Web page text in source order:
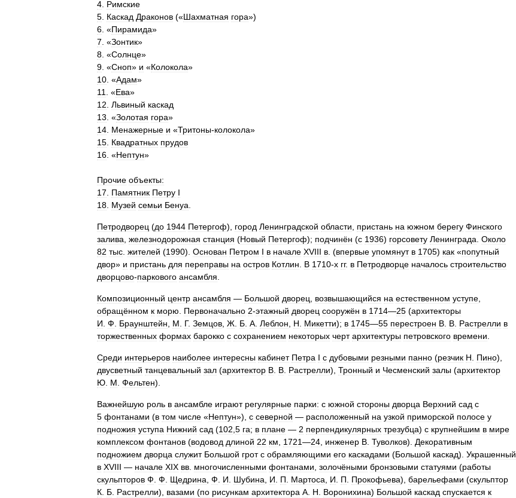
4 Римские
5 Каскад Драконов («Шахматная гора»)
6 . «Пирамида»
7 . «Зонтик»
8 . «Солнце»
9 . «Сноп» и «Колокола»
10 . «Адам»
11
. «Ева»
12 Львиный каскад
13 . «Золотая гора»
14 Менажерные и «Тритоны-колокола»
15 Квадратных прудов
16 . «Нептун»
Прочие объекты:
17
Памятник Петру I
18 Музей семьи Бенуа
Петродворец (до 1944 Петергоф), город Ленинградской области пристань на южном берегу Финского
залива железнодорожная станция (Новый Петергоф); подчинён (с 1936) горсовету Ленинграда Около
82 тыс жителей (1990). Основан Петром I в начале XVIII в . (впервые упомянут в 1705) как «попутный
двор» и пристань для переправы на остров Котлин В 1710-х гг. в Петродворце началось строительство
дворцово-паркового ансамбля
Композиционный центр ансамбля — Большой дворец возвышающийся на естественном уступе
обращённом к морю Первоначально 2-этажный дворец сооружён в 1714—25 (архитекторы
И Ф Браунштейн М Г. Земцов Ж Б А Леблон Н Микетти); в 1745—55 перестроен В В Растрелли в
торжественных формах барокко с сохранением некоторых черт архитектуры петровского времени
Среди интерьеров наиболее интересны кабинет Петра I с дубовыми резными панно (резчик Н Пино),
двусветный танцевальный зал (архитектор В В Растрелли), Тронный и Чесменский залы (архитектор
Ю М Фельтен).
Важнейшую роль в ансамбле играют регулярные парки: с южной стороны дворца Верхний сад с
5 фонтанами (в том числе «Нептун»), с северной — расположенный на узкой приморской полосе у
подножия уступа Нижний сад (102 5 га; в плане — 2 перпендикулярных трезубца) с крупнейшим в мире
комплексом фонтанов (водовод длиной 22 км 1721—24 инженер В Туволков). Декоративным
подножием дворца служит Большой грот с обрамляющими его каскадами (Большой каскад). Украшенный
в XVIII — начале XIX вв многочисленными фонтанами золочёными бронзовыми статуями (работы
скульпторов Ф Ф Щедрина Ф И Шубина И П Мартоса И П Прокофьева), барельефами (скульптор
К Б Растрелли), вазами (по рисункам архитектора А Н Воронихина) Большой каскад спускается к